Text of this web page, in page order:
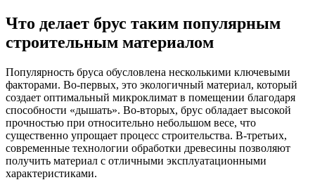
Что делает брус таким популярным
строительным материалом
Популярность бруса обусловлена несколькими ключевыми
факторами. Во-первых, это экологичный материал, который
создает оптимальный микроклимат в помещении благодаря
способности «дышать». Во-вторых, брус обладает высокой
прочностью при относительно небольшом весе, что
существенно упрощает процесс строительства. В-третьих,
современные технологии обработки древесины позволяют
получить материал с отличными эксплуатационными
характеристиками.